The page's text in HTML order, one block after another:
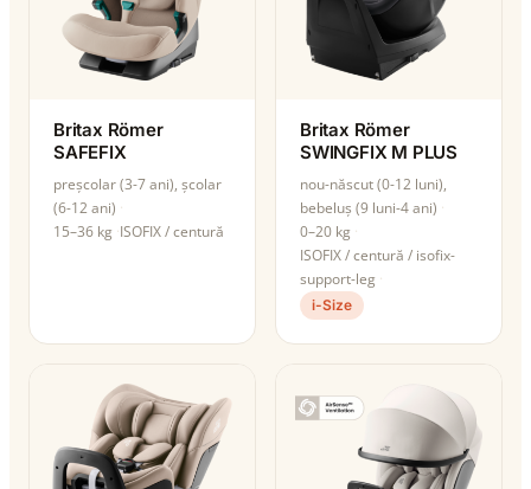
Britax Römer
SAFEFIX
preșcolar (3-7 ani), școlar
(6-12 ani)
15–36 kg ISOFIX / centură
Britax Römer
SWINGFIX M PLUS
nou-născut (0-12 luni),
bebeluș (9 luni-4 ani)
0–20 kg
ISOFIX / centură / isofix-
support-leg
i-Size